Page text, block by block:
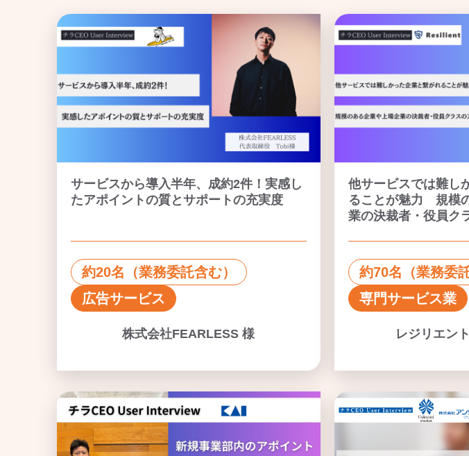
サービスから導入半年、成約2件！実感し
たアポイントの質とサポートの充実度
約20名（業務委託含む）
広告サービス
株式会社FEARLESS 様
他サービスでは難し
ることが魅力 規模
業の決裁者・役員ク
約70名（業務委
専門サービス業
レジリエン